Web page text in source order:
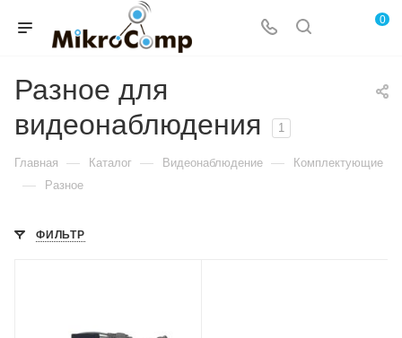
0
Разное для
видеонаблюдения
1
Главная — Каталог — Видеонаблюдение — Комплектующие
— Разное
ФИЛЬТР